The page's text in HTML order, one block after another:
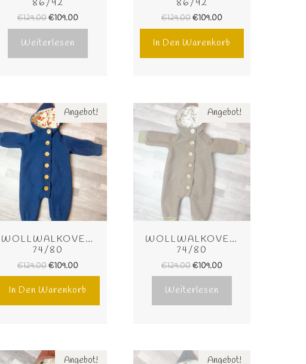
86/92
€129.00€109.00
Weiterlesen
86/92
€129.00€109.00
In Den Warenkorb
Angebot!
WOLLWALKOVERALL
74/80
€129.00€109.00
In Den Warenkorb
Angebot!
WOLLWALKOVERALL
74/80
€129.00€109.00
Weiterlesen
Angebot! Angebot!